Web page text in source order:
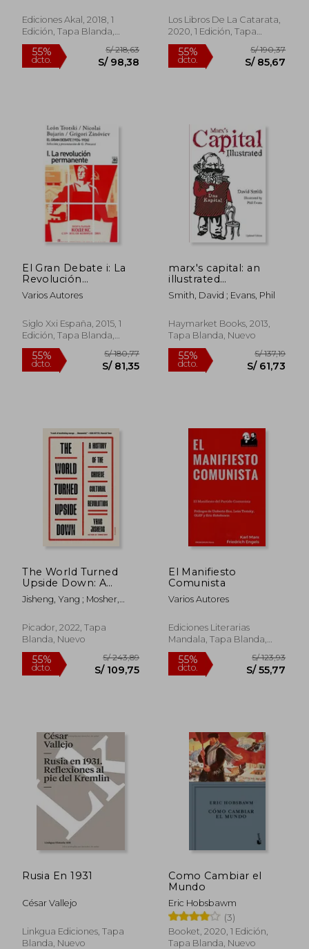
55%
dcto. S/ 105,98
55%
dcto. S/
Ediciones Akal, 2018, 1
Edición, Tapa Blanda,
Nuevo
Los Libros De La Catarata,
2020, 1 Edición, Tapa
Blanda, Nuevo
El Gran Debate i: La
Revolución
Permanente (Siglo
xxi de España
Varios Autores
Siglo Xxi España, 2015, 1
Edición, Tapa Blanda,
Nuevo
dcto. S/ 81,35
marx's capital: an
illustrated
introduction (en
Inglés)
Smith, David ; Evans, Phil
Haymarket Books, 2013,
Tapa Blanda, Nuevo
dcto.
The World Turned
Upside Down: A
History of the
Chinese Cultural
Inglés)
Jisheng, Yang ; Mosher,
Picador, 2022, Tapa
Blanda, Nuevo
El Manifiesto
Comunista
Varios Autores
Ediciones Literarias
Mandala, Tapa Blanda,
Nuevo
Rusia En 1931
César Vallejo
Linkgua Ediciones, Tapa
Blanda, Nuevo
Como Cambiar el
Mundo
Eric Hobsbawm
(3)
Booket, 2020, 1 Edición,
Tapa Blanda, Nuevo